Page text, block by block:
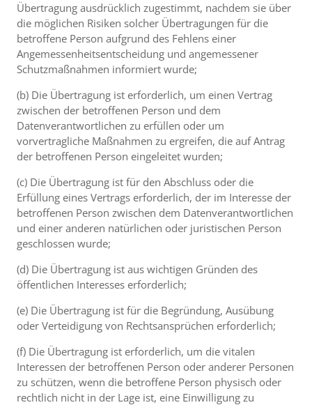
Übertragung ausdrücklich zugestimmt, nachdem sie über
die möglichen Risiken solcher Übertragungen für die
betroffene Person aufgrund des Fehlens einer
Angemessenheitsentscheidung und angemessener
Schutzmaßnahmen informiert wurde;
(b) Die Übertragung ist erforderlich, um einen Vertrag
zwischen der betroffenen Person und dem
Datenverantwortlichen zu erfüllen oder um
vorvertragliche Maßnahmen zu ergreifen, die auf Antrag
der betroffenen Person eingeleitet wurden;
(c) Die Übertragung ist für den Abschluss oder die
Erfüllung eines Vertrags erforderlich, der im Interesse der
betroffenen Person zwischen dem Datenverantwortlichen
und einer anderen natürlichen oder juristischen Person
geschlossen wurde;
(d) Die Übertragung ist aus wichtigen Gründen des
öffentlichen Interesses erforderlich;
(e) Die Übertragung ist für die Begründung, Ausübung
oder Verteidigung von Rechtsansprüchen erforderlich;
(f) Die Übertragung ist erforderlich, um die vitalen
Interessen der betroffenen Person oder anderer Personen
zu schützen, wenn die betroffene Person physisch oder
rechtlich nicht in der Lage ist, eine Einwilligung zu